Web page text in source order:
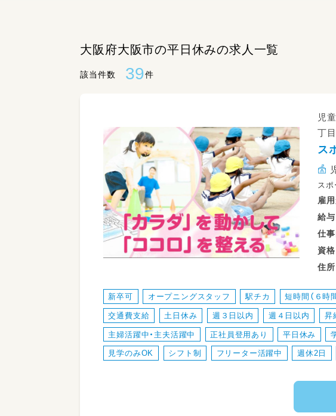
大阪府大阪市の平日休みの求人一覧
該当件数 39件
児
丁
ス
ス
雇
給与
仕事
資格
住所
新卒可 オープニングスタッフ 駅チカ 短時間（６時
交通費支給 土日休み 週３日以内 週４日以内 昇
主婦活躍中・主夫活躍中 正社員登用あり 平日休み
見学のみOK シフト制 フリーター活躍中 週休2日